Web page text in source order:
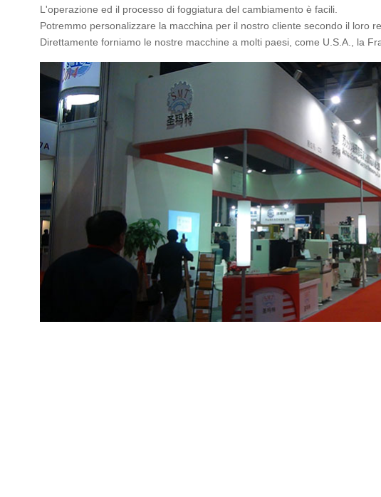
L'operazione ed il processo di foggiatura del cambiamento è facili.
Potremmo personalizzare la macchina per il nostro cliente secondo il loro
Direttamente forniamo le nostre macchine a molti paesi, come U.S.A., la